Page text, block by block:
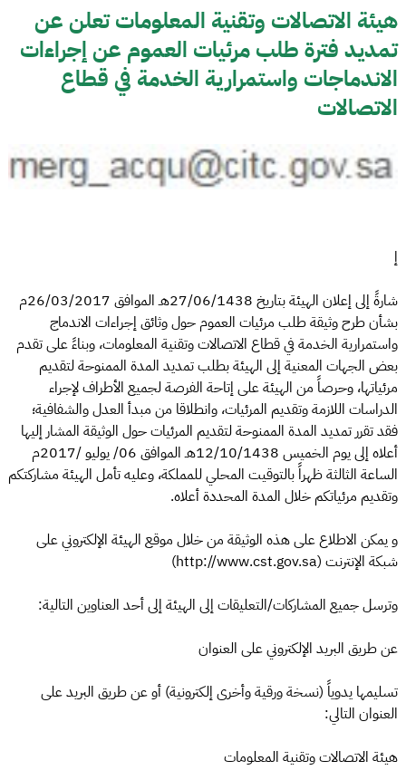
هيئة الاتصالات وتقنية المعلومات تعلن عن
تمديد فترة طلب مرئيات العموم عن إجراءات
الاندماجات واستمرارية الخدمة في قطاع
الاتصالات
إ
شارةً إلى إعلان الهيئة بتاريخ 27/06/1438هـ الموافق 26/03/2017م
بشأن طرح وثيقة طلب مرئيات العموم حول وثائق إجراءات الاندماج
واستمرارية الخدمة في قطاع الاتصالات وتقنية المعلومات، وبناءً على تقدم
بعض الجهات المعنية إلى الهيئة بطلب تمديد المدة الممنوحة لتقديم
مرئياتها، وحرصاً من الهيئة على إتاحة الفرصة لجميع الأطراف لإجراء
الدراسات اللازمة وتقديم المرئيات، وانطلاقا من مبدأ العدل والشفافية؛
فقد تقرر تمديد المدة الممنوحة لتقديم المرئيات حول الوثيقة المشار إليها
أعلاه إلى يوم الخميس 12/10/1438هـ الموافق 06/ يوليو /2017م
الساعة الثالثة ظهراً بالتوقيت المحلي للمملكة، وعليه تأمل الهيئة مشاركتكم
وتقديم مرئياتكم خلال المدة المحددة أعلاه.
و يمكن الاطلاع على هذه الوثيقة من خلال موقع الهيئة الإلكتروني على
شبكة الإنترنت (http://www.cst.gov.sa)
وترسل جميع المشاركات/التعليقات إلى الهيئة إلى أحد العناوين التالية:
عن طريق البريد الإلكتروني على العنوان
تسليمها يدوياً (نسخة ورقية وأخرى إلكترونية) أو عن طريق البريد على
العنوان التالي:
هيئة الاتصالات وتقنية المعلومات